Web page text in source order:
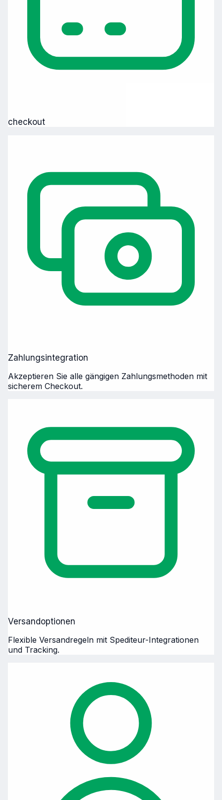
checkout
Zahlungsintegration
Akzeptieren Sie alle gängigen Zahlungsmethoden mit
sicherem Checkout.
Versandoptionen
Flexible Versandregeln mit Spediteur-Integrationen
und Tracking.